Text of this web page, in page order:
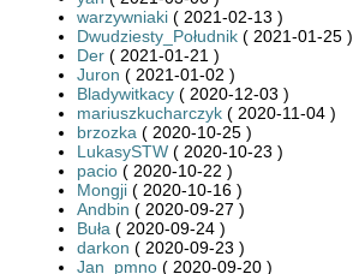
warzywniaki ( 2021-02-13 )
Dwudziesty_Południk ( 2021-01-25 )
Der ( 2021-01-21 )
Juron ( 2021-01-02 )
Bladywitkacy ( 2020-12-03 )
mariuszkucharczyk ( 2020-11-04 )
brzozka ( 2020-10-25 )
LukasySTW ( 2020-10-23 )
pacio ( 2020-10-22 )
Mongji ( 2020-10-16 )
Andbin ( 2020-09-27 )
Buła ( 2020-09-24 )
darkon ( 2020-09-23 )
Jan_pmno ( 2020-09-20 )